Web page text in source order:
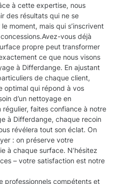
à cette expertise, nous
des résultats qui ne se
moment, mais qui s’inscrivent
vous déjà
propre peut transformer
ce que nous visons
à Differdange. En ajustant
de chaque client,
optimal qui répond à vos
d’un nettoyage en
régulier, faites confiance à notre
à Differdange, chaque recoin
révélera tout son éclat. On
: on préserve votre
à chaque surface. N’hésitez
– votre satisfaction est notre
professionnels compétents et